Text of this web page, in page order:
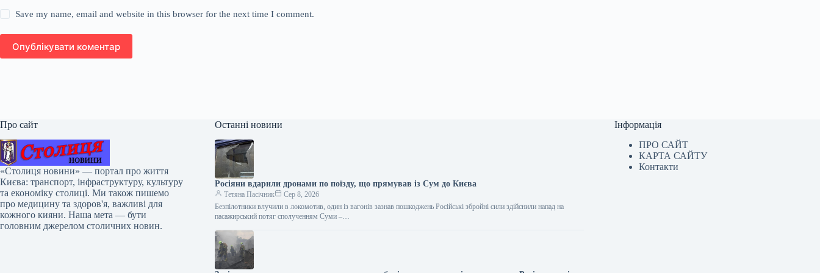
Save my name, email and website in this browser for the next time I comment.
Опублікувати коментар
Про сайт
«Столиця новини» — портал про життя
Києва: транспорт, інфраструктуру, культуру
та економіку столиці. Ми також пишемо
про медицину та здоров'я, важливі для
кожного кияни. Наша мета — бути
головним джерелом столичних новин.
Останні новини
Росіяни вдарили дронами по поїзду, що прямував із Сум до Києва
Тетяна Пасічник
Сер 8, 2026
Безпілотники влучили в локомотив, один із вагонів зазнав пошкоджень Російські збройні сили здійснили напад на
пасажирський потяг сполученням Суми –…
Інформація
ПРО САЙТ
КАРТА САЙТУ
Контакти